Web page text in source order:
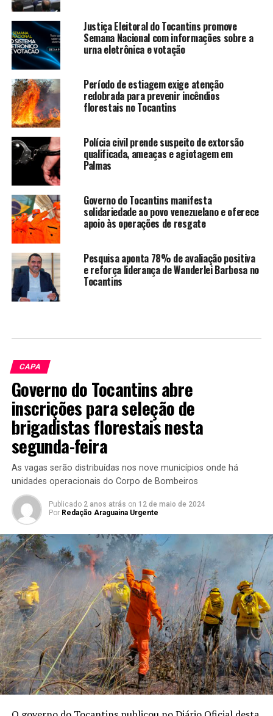
Justiça Eleitoral do Tocantins promove
Semana Nacional com informações sobre a
urna eletrônica e votação
Período de estiagem exige atenção
redobrada para prevenir incêndios
florestais no Tocantins
Polícia civil prende suspeito de extorsão
qualificada, ameaças e agiotagem em
Palmas
Governo do Tocantins manifesta
solidariedade ao povo venezuelano e oferece
apoio às operações de resgate
Pesquisa aponta 78% de avaliação positiva
e reforça liderança de Wanderlei Barbosa no
Tocantins
CAPA
Governo do Tocantins abre
inscrições para seleção de
brigadistas florestais nesta
segunda-feira
As vagas serão distribuídas nos nove municípios onde há
unidades operacionais do Corpo de Bombeiros
Publicado 2 anos atrás on 12 de maio de 2024
Por Redação Araguaina Urgente